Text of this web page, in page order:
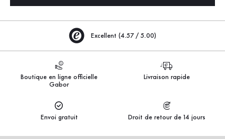
Excellent (4.57 / 5.00)
Boutique en ligne officielle
Gabor
Livraison rapide
Envoi gratuit Droit de retour de 14 jours